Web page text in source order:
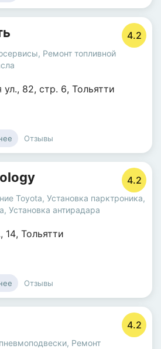
4.2
, Ремонт топливной
ул., 82, стр. 6, Тольятти
Отзывы
4.2
Toyota, Установка парктроника,
, Установка антирадара
, 14, Тольятти
Отзывы
4.2
, Ремонт